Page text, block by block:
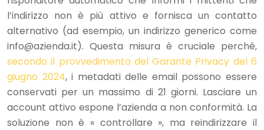
l’indirizzo non è più attivo e fornisca un contatto
alternativo (ad esempio, un indirizzo generico come
info@azienda.it). Questa misura è cruciale perché,
secondo il provvedimento del Garante Privacy del 6
giugno 2024, i metadati delle email possono essere
conservati per un massimo di 21 giorni. Lasciare un
account attivo espone l’azienda a non conformità. La
soluzione non è « controllare », ma reindirizzare il